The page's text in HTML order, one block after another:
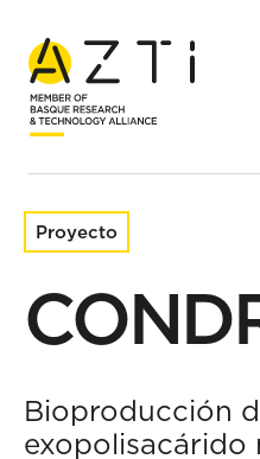
Inicio Proyectos de
Proyecto
Bioproducción
exopolisacárido